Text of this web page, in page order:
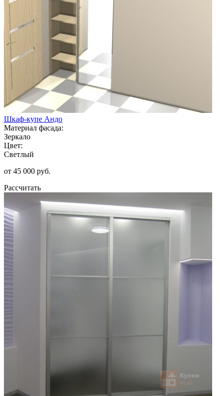
Шкаф-купе Андо
Материал фасада:
Зеркало
Цвет:
Светлый
от 45 000 руб.
Рассчитать